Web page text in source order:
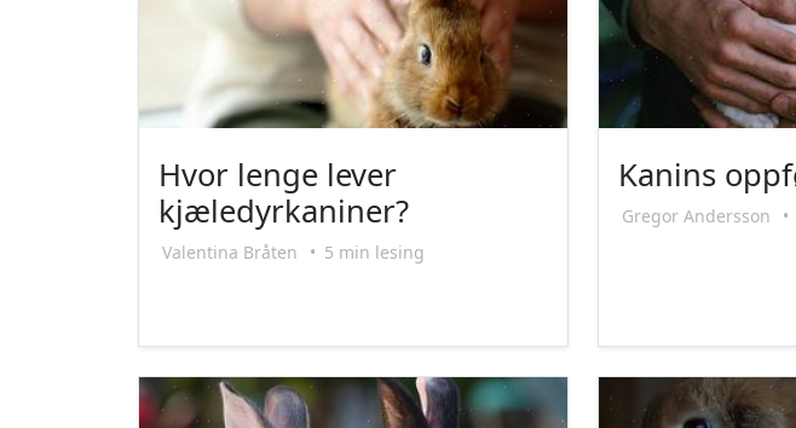
Hvor lenge lever
kjæledyrkaniner?
Valentina Bråten • 5 min lesing
Kanins
Gregor Andersson •